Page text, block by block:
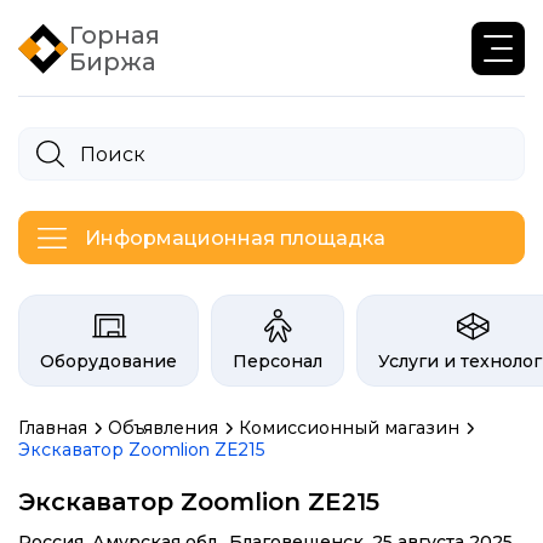
Горная
Биржа
Информационная площадка
Категории на бирже Инфогор
Оборудование Персонал Услуги и
Главная Объявления
Комиссионный магазин
Экскаватор Zoomlion ZE215
Экскаватор Zoomlion ZE215